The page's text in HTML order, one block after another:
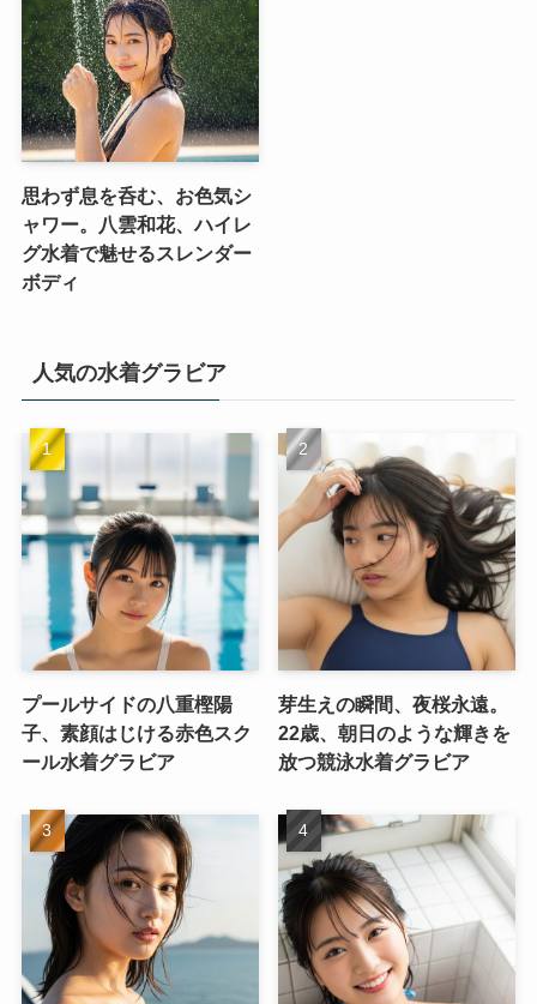
思わず息を呑む、お色気シ
ャワー。八雲和花、ハイレ
グ水着で魅せるスレンダー
ボディ
人気の水着グラビア
プールサイドの八重樫陽
子、素顔はじける赤色スク
ール水着グラビア
芽生えの瞬間、夜桜永遠。
22歳、朝日のような輝きを
放つ競泳水着グラビア